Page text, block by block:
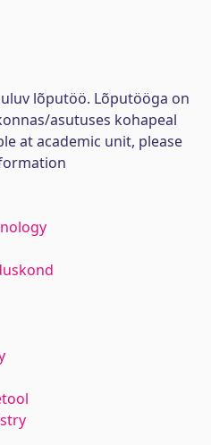
lõputöö. Lõputööga on
asutuses kohapeal
at academic unit, please